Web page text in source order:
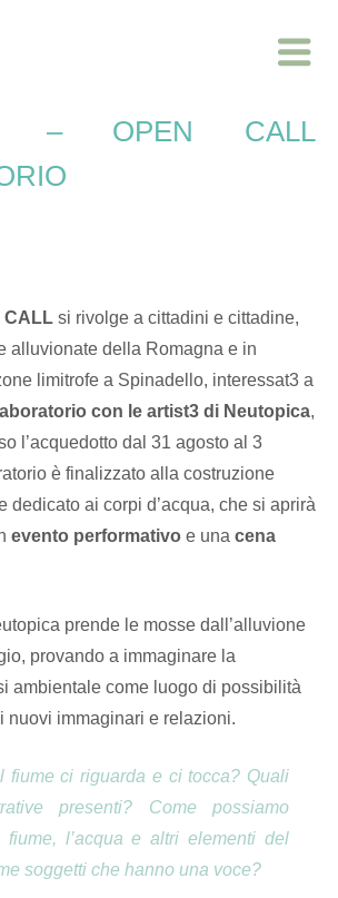
– OPEN CALL
CALL si rivolge a cittadini e cittadine,
alluvionate della Romagna e in
limitrofe a Spinadello, interessat3 a
laboratorio con le artist3 di Neutopica,
l’acquedotto dal 31 agosto al 3
è finalizzato alla costruzione
dedicato ai corpi d’acqua, che si aprirà
evento performativo e una cena
prende le mosse dall’alluvione
provando a immaginare la
ambientale come luogo di possibilità
nuovi immaginari e relazioni.
fiume ci riguarda e ci tocca? Quali
presenti? Come possiamo
fiume, l’acqua e altri elementi del
soggetti che hanno una voce?